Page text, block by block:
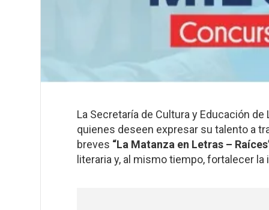
La Secretaría de Cultura y Educación
quienes deseen expresar su talento a
breves “La Matanza en Letras –
literaria y, al mismo tiempo, fortalecer